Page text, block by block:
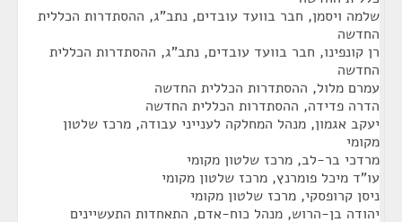
שלמה ויסמן, חבר בוועד עובדים, נתב"ג, ההסתדרות הכללית
החדשה
רן קונפינו, חבר בוועד עובדים, נתב"ג, ההסתדרות הכללית
החדשה
עמרם מלול, ההסתדרות הכללית החדשה
הדרה פדידה, ההסתדרות הכללית החדשה
יעקב אגמון, מנהל המחלקה לענייני עבודה, מרכז שלטון
מקומי
מרדכי בר-לב, מרכז שלטון מקומי
עו"ד מיכל פומרנץ, מרכז שלטון מקומי
ניסן קרופסקי, מרכז שלטון מקומי
יהודה בן-הרוש, מנהל כוח-אדם, התאחדות התעשיינים